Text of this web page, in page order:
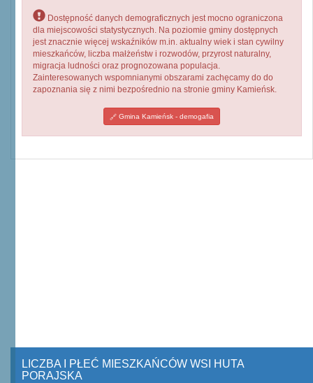
Dostępność danych demograficznych jest mocno ograniczona
dla miejscowości statystycznych. Na poziomie gminy dostępnych
jest znacznie więcej wskaźników m.in. aktualny wiek i stan cywilny
mieszkańców, liczba małżeństw i rozwodów, przyrost naturalny,
migracja ludności oraz prognozowana populacja.
Zainteresowanych wspomnianymi obszarami zachęcamy do do
zapoznania się z nimi bezpośrednio na stronie gminy Kamieńsk.
Gmina Kamieńsk - demogafia
LICZBA I PŁEĆ MIESZKAŃCÓW WSI HUTA
PORAJSKA